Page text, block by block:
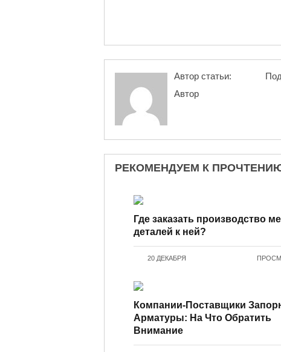
Автор статьи:
Автор
РЕКОМЕНДУЕМ К
Где заказать производство
деталей к ней?
20 ДЕКАБРЯ
Компании-Поставщики
Арматуры: На Что Обратить
Внимание